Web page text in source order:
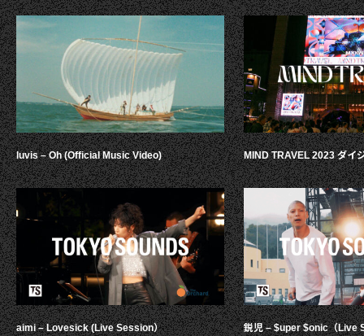
luvis – Oh (Official Music Video)
aimi – Lovesick (Live Session）
MIND TRAVEL 2023 ダイ
鋭児 – $uper $onic（Live